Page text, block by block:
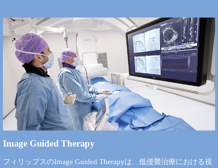
Image Guided Therapy
フィリップスのImage Guided Therapyは、低侵襲治療における視